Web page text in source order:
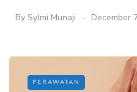
By Sylmi Munaji December
PERAWATAN